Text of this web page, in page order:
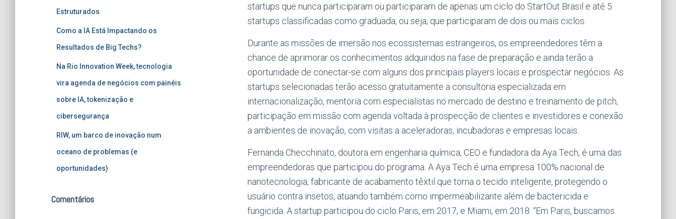
Estruturados
Como a IA Está Impactando os
Resultados de Big Techs?
Na Rio Innovation Week, tecnologia
vira agenda de negócios com painéis
sobre IA, tokenização e
cibersegurança
RIW, um barco de inovação num
oceano de problemas (e
oportunidades)
Comentários
startups que nunca participaram ou participaram de apenas um ciclo do StartOut Brasil e até 5
startups classificadas como graduada, ou seja, que participaram de dois ou mais ciclos.
Durante as missões de imersão nos ecossistemas estrangeiros, os empreendedores têm a
chance de aprimorar os conhecimentos adquiridos na fase de preparação e ainda terão a
oportunidade de conectar-se com alguns dos principais players locais e prospectar negócios. As
startups selecionadas terão acesso gratuitamente a consultoria especializada em
internacionalização, mentoria com especialistas no mercado de destino e treinamento de pitch,
participação em missão com agenda voltada à prospecção de clientes e investidores e conexão
a ambientes de inovação, com visitas a aceleradoras, incubadoras e empresas locais.
Fernanda Checchinato, doutora em engenharia química, CEO e fundadora da Aya Tech, é uma das
empreendedoras que participou do programa. A Aya Tech é uma empresa 100% nacional de
nanotecnologia, fabricante de acabamento têxtil que torna o tecido inteligente, protegendo o
usuário contra insetos, atuando também como impermeabilizante além de bactericida e
fungicida. A startup participou do ciclo Paris, em 2017, e Miami, em 2018. “Em Paris, buscamos